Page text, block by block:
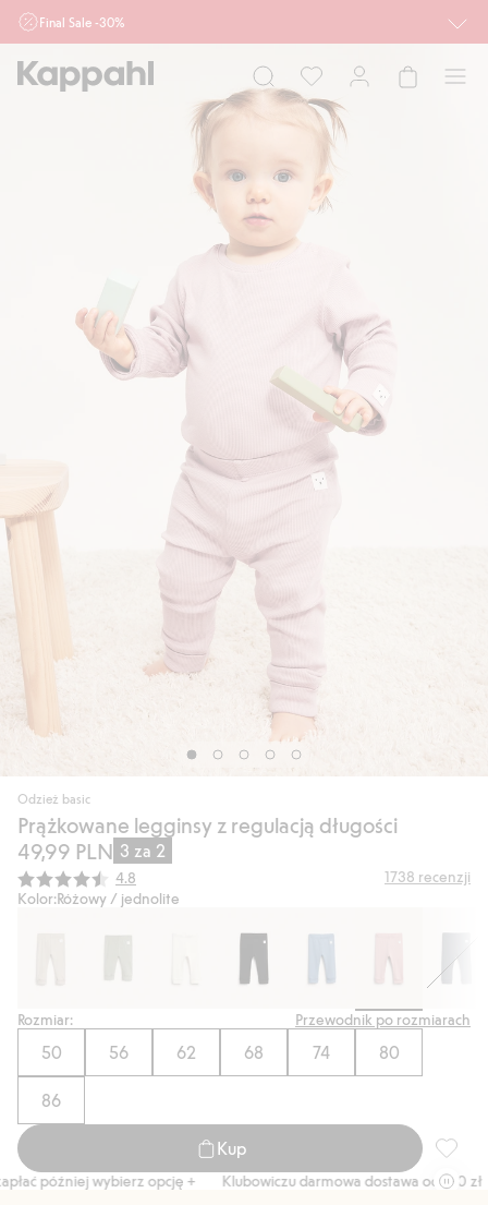
Final Sale -30%
działu outlet do 10.8 w sklepach Kappahl i Newbie oraz na kappahl.com. Ofert
nie łączymy
Mężczyzna Dziecko
Niemowlę
Odzież basic
Prążkowane legginsy z regulacją długości
49,99 PLN 3 za 2
Średnia ocena:
4.8 1738 recenzji
Kolor:Różowy / jednolite
Rozmiar: Przewodnik po rozmiarach
50 56 62 68 74 80
86
Kup
później wybierz opcję + Klubowiczu darmowa dostawa od 150 zł